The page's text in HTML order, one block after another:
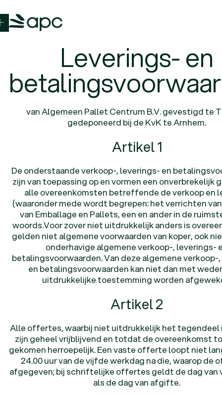
Nieuwe pallets
Gebruikte pallets
Gebruikte pallets
Gebruikte pallets
Gerecyclede pallets
pallets
Maatwerk
Maatwerk
Maatwerk
Gitterboxen
Gitterboxen
Gitterboxen
Expertise
Onze expertise
Onze expertise
Onze expertise
Productie
Productie
Logistiek
Logistiek
Logistiek
Transport
Makers van verschil
van verschil
Kernwaarden
Kernwaarden
Kernwaarden
Nevenvestigingen
Nevenvestigingen
Nevenvestigingen
Kwaliteit
Leverings- en
van Algemeen Pallet Centrum B.V. gevestigd te
gedeponeerd bij de KvK te Arnhem.
Artikel 1
De onderstaande verkoop-, leverings- en
zijn van toepassing op en vormen een onverbrekelijk
alle overeenkomsten betreffende de verkoop en
(waaronder mede wordt begrepen: het verrichten
van Emballage en Pallets, een en ander in de
woords.Voor zover niet uitdrukkelijk anders is
gelden niet algemene voorwaarden van koper, ook
onderhavige algemene verkoop-, leverings-
betalingsvoorwaarden. Van deze algemene verkoop-
en betalingsvoorwaarden kan niet dan met
uitdrukkelijke toestemming worden
Artikel 2
Alle offertes, waarbij niet uitdrukkelijk het tegendeel
zijn geheel vrijblijvend en totdat de overeenkomst
gekomen herroepelijk. Een vaste offerte loopt niet
24.00 uur van de vijfde werkdag na die, waarop de
afgegeven; bij schriftelijke offertes geldt de dag van
als de dag van afgifte.